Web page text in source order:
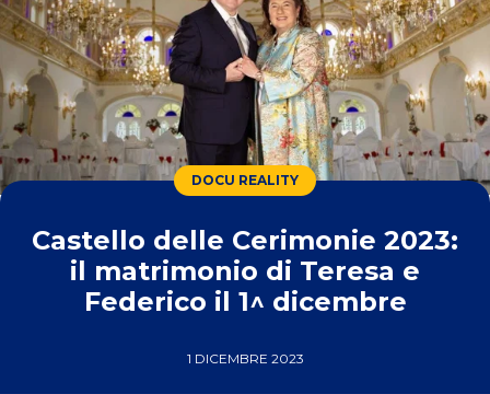
DOCU REALITY
Castello delle Cerimonie 2023:
il matrimonio di Teresa e
Federico il 1^ dicembre
1 DICEMBRE 2023